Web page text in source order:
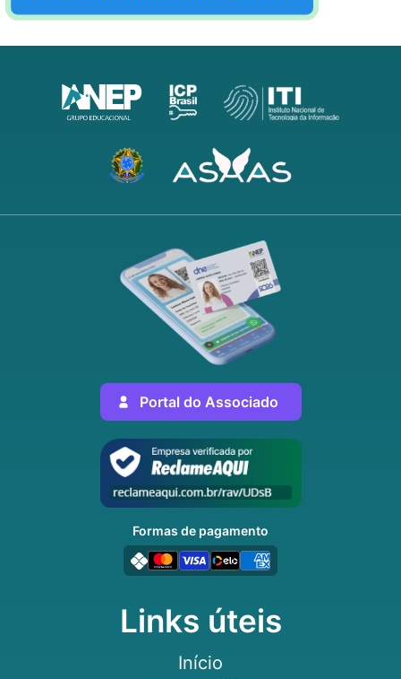
Links úteis
Início
Portal do Associado
Formas de pagamento